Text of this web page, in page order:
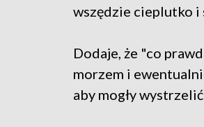
wszędzie cieplutko i
Dodaje, że "co
morzem i
aby mogły